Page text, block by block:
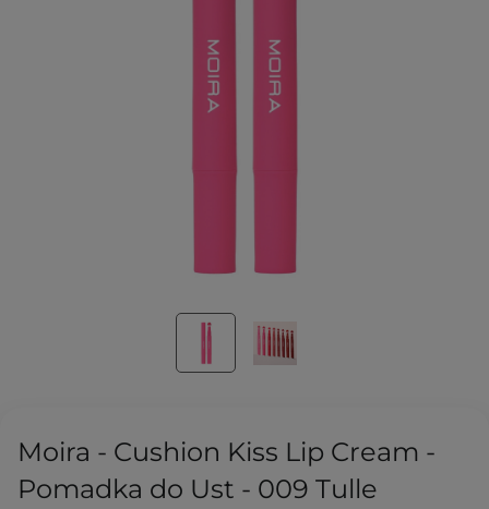
Moira - Cushion Kiss Lip Cream -
Pomadka do Ust - 009 Tulle